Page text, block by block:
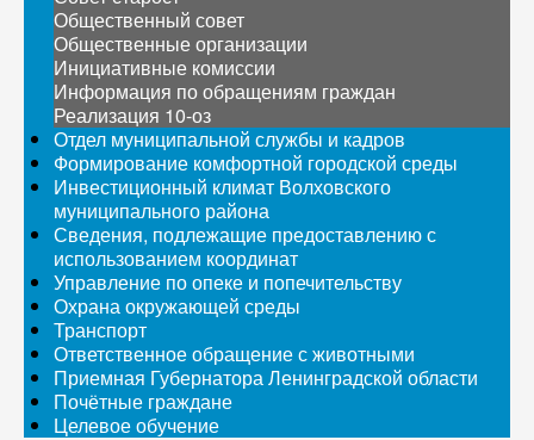
Общественный совет
Общественные организации
Инициативные комиссии
Информация по обращениям граждан
Реализация 10-оз
Отдел муниципальной службы и кадров
Формирование комфортной городской среды
Инвестиционный климат Волховского
муниципального района
Сведения, подлежащие предоставлению с
использованием координат
Управление по опеке и попечительству
Охрана окружающей среды
Транспорт
Ответственное обращение с животными
Приемная Губернатора Ленинградской области
Почётные граждане
Целевое обучение